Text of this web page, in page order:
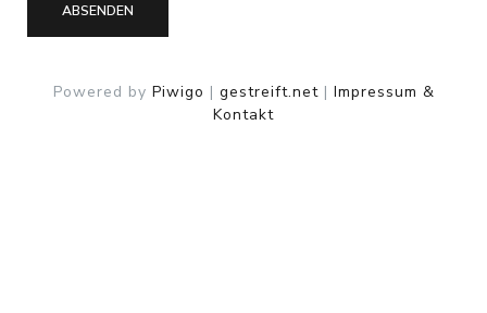
ABSENDEN
Powered by Piwigo | gestreift.net| Impressum &
Kontakt